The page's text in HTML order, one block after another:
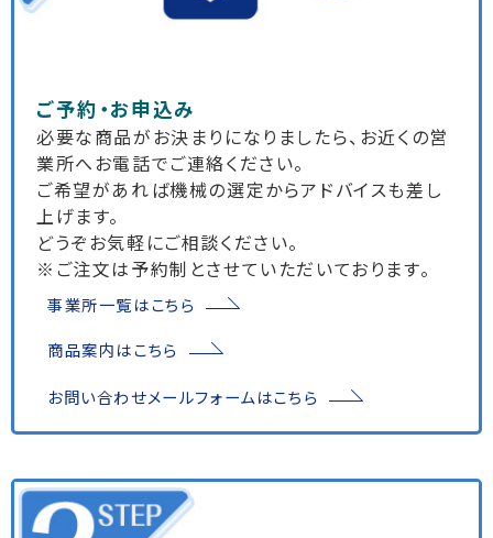
ご予約・お申込み
必要な商品がお決まりになりましたら、お近くの営
業所へお電話でご連絡ください。
ご希望があれば機械の選定からアドバイスも差し
上げます。
どうぞお気軽にご相談ください。
※ご注文は予約制とさせていただいております。
事業所一覧はこちら
商品案内はこちら
お問い合わせメールフォームはこちら